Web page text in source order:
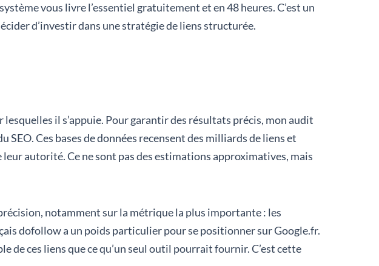
vous livre l’essentiel gratuitement et en 48 heures. C’est un
d’investir dans une stratégie de liens structurée.
il s’appuie. Pour garantir des résultats précis, mon audit
SEO. Ces bases de données recensent des milliards de liens et
autorité. Ce ne sont pas des estimations approximatives, mais
notamment sur la métrique la plus importante : les
dofollow a un poids particulier pour se positionner sur Google.fr.
de ces liens que ce qu’un seul outil pourrait fournir. C’est cette